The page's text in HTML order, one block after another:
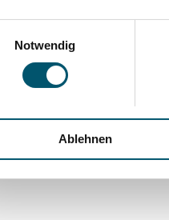
Notwendig
Ablehnen